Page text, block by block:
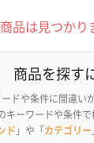
品は見つかり
商品を探す
ードや条件に間違い
キーワードや条件
ド 」や「カテゴリー